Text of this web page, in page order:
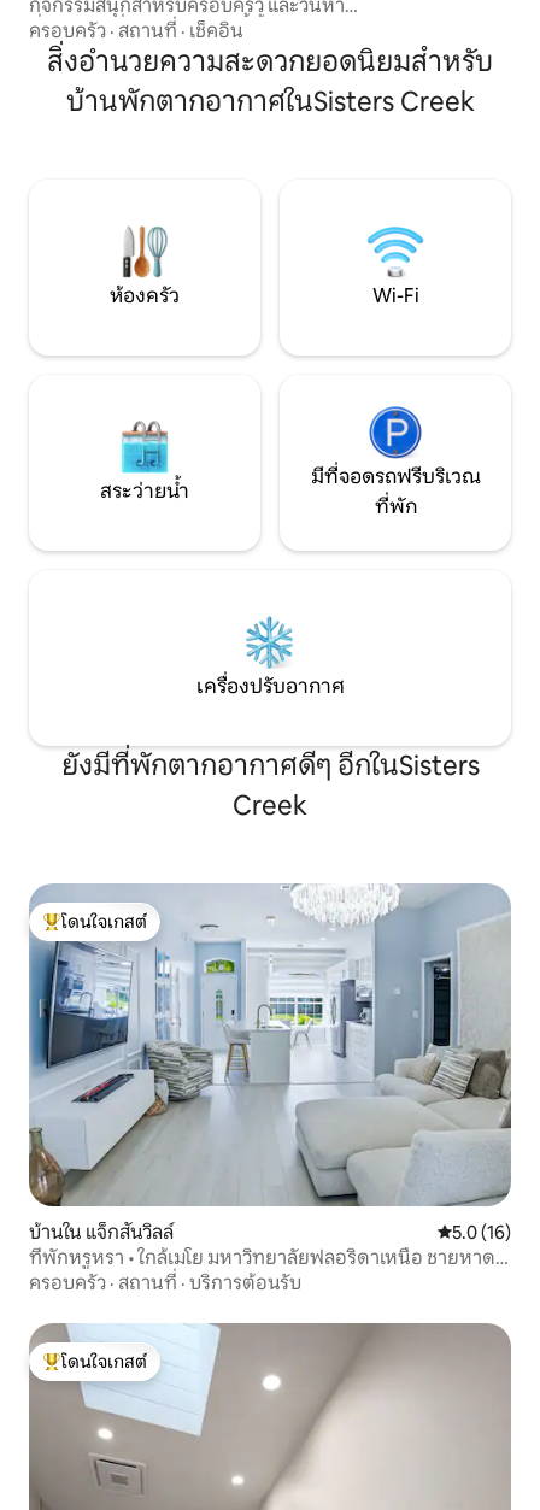
กิจกรรมสนุกสำหรับครอบครัว และวันหาด
ที่น่าจดจำ ที่พักมีสไตล์แห่งนี้ตั้งอยู่ห่างจาก
หาดแจ็กสันวิลล์เพียง 15 นาที ผสมผสาน
ความสะดวกสบาย ความสะดวก และความ
บันเทิงกลางแจ้งไว้ในการเข้าพักที่สมบูรณ์
และบรรยากาศที่เงียบสงบและผ่อนคลาย
ครอบครัว · สถานที่ · เช็คอิน
สิ่งอำนวยความสะดวกยอดนิยมสำหรับ
บ้านพักตากอากาศในSisters Creek
ห้องครัว Wi-Fi
สระว่ายน้ำ
มีที่จอดรถฟรีบริเวณ
ที่พัก
เครื่องปรับอากาศ
ยังมีที่พักตากอากาศดีๆ อีกในSisters
Creek
โดนใจเกสต์ที่สุด
โดนใจเกสต์
บ้านใน แจ็กสันวิลล์ คะแนนเฉลี่ย
5.0 (16)
ที่พักหรูหรา • ใกล้เมโย มหาวิทยาลัยฟลอริดาเหนือ ชายหาด
และสนามกอล์ฟ
ครอบครัว · สถานที่ · บริการต้อนรับ
โดนใจเกสต์ที่สุด
โดนใจเกสต์